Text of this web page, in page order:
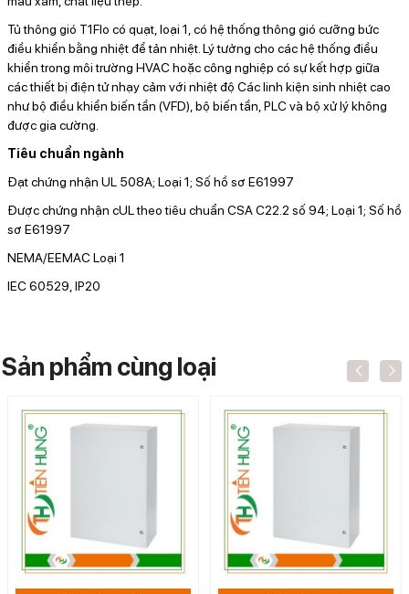
Tủ thông gió T1Flo có quạt, loại 1, có hệ thống thông gió cưỡng bức
điều khiển bằng nhiệt để tản nhiệt. Lý tưởng cho các hệ thống điều
khiển trong môi trường HVAC hoặc công nghiệp có sự kết hợp giữa
các thiết bị điện tử nhạy cảm với nhiệt độ Các linh kiện sinh nhiệt cao
như bộ điều khiển biến tần (VFD), bộ biến tần, PLC và bộ xử lý không
được gia cường.
Tiêu chuẩn ngành
Đạt chứng nhận UL 508A; Loại 1; Số hồ sơ E61997
Được chứng nhận cUL theo tiêu chuẩn CSA C22.2 số 94; Loại 1; Số hồ
sơ E61997
NEMA/EEMAC Loại 1
IEC 60529, IP20
Sản phẩm cùng loại